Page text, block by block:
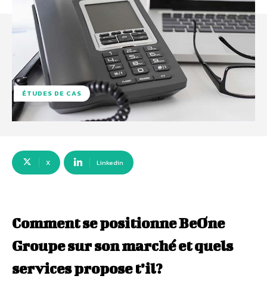
ÉTUDES DE CAS
X Linkedin
Comment se positionne BeOne
Groupe sur son marché et quels
services propose t’il?